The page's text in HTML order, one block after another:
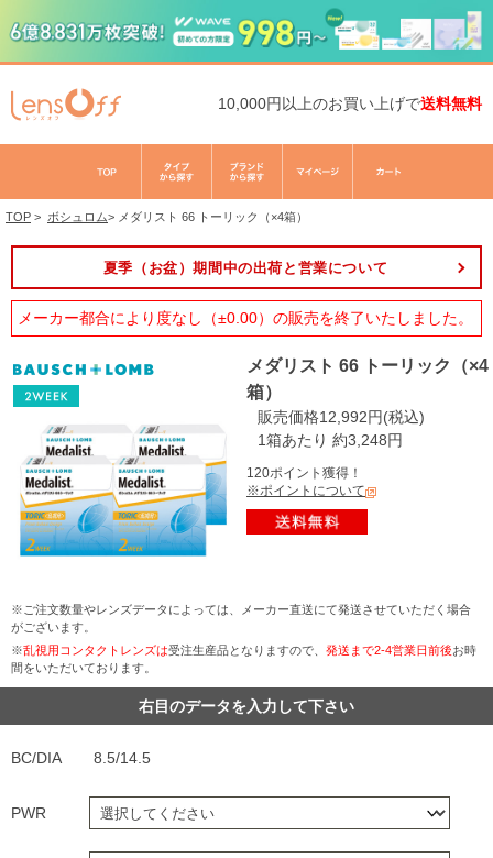
10,000円以上のお買い上げで送料無料
TOP > ボシュロム> メダリスト 66 トーリック（×4箱）
夏季（お盆）期間中の出荷と営業について
メーカー都合により度なし（±0.00）の販売を終了いたしました。
メダリスト 66 トーリック（×4
箱）
販売価格12,992円(税込)
1箱あたり 約3,248円
120ポイント獲得！
※ポイントについて
※ご注文数量やレンズデータによっては、メーカー直送にて発送させていただく場合
がございます。
※乱視用コンタクトレンズは受注生産品となりますので、 発送まで2-4営業日前後お時
間をいただいております。
右目のデータを入力して下さい
BC/DIA 8.5/14.5
PWR